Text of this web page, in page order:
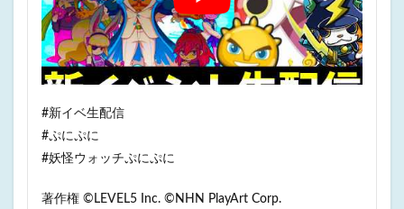
#新イベ生配信
#ぷにぷに
#妖怪ウォッチぷにぷに
著作権 ©LEVEL5 Inc. ©NHN PlayArt Corp.